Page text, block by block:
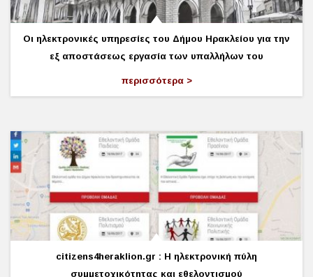
Οι ηλεκτρονικές υπηρεσίες του Δήμου Ηρακλείου για την
εξ αποστάσεως εργασία των υπαλλήλων του
περισσότερα
citizens4heraklion.gr : Η ηλεκτρονική πύλη
συμμετοχικότητας και εθελοντισμού